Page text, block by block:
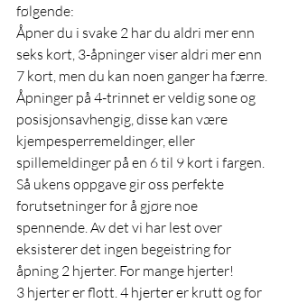
følgende:
Åpner du i svake 2 har du aldri mer enn
seks kort, 3-åpninger viser aldri mer enn
7 kort, men du kan noen ganger ha færre.
Åpninger på 4-trinnet er veldig sone og
posisjonsavhengig, disse kan være
kjempesperremeldinger, eller
spillemeldinger på en 6 til 9 kort i fargen.
Så ukens oppgave gir oss perfekte
forutsetninger for å gjøre noe
spennende. Av det vi har lest over
eksisterer det ingen begeistring for
åpning 2 hjerter. For mange hjerter!
3 hjerter er flott. 4 hjerter er krutt og for